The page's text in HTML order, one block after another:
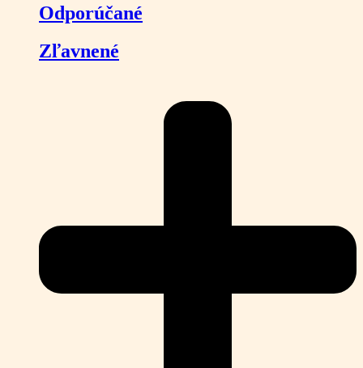
Odporúčané
Zľavnené